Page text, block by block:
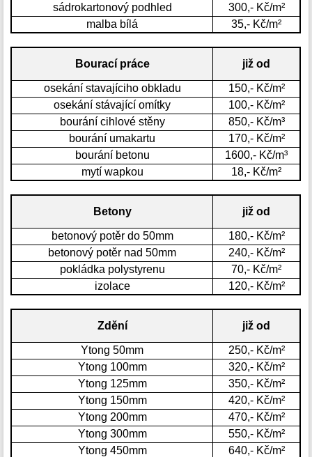
sádrokartonový podhled
300,- Kč/m²
malba bílá
35,- Kč/m²
Bourací práce již od
osekání stavajíciho obkladu
150,- Kč/m²
osekání stávající omítky
100,- Kč/m²
bourání cihlové stěny
850,- Kč/m³
bourání umakartu
170,- Kč/m²
bourání betonu
1600,- Kč/m³
mytí wapkou
18,- Kč/m²
Betony již od
betonový potěr do 50mm
180,- Kč/m²
betonový potěr nad 50mm
240,- Kč/m²
pokládka polystyrenu
70,- Kč/m²
izolace
120,- Kč/m²
Zdění již od
Ytong 50mm
250,- Kč/m²
Ytong 100mm
320,- Kč/m²
Ytong 125mm
350,- Kč/m²
Ytong 150mm
420,- Kč/m²
Ytong 200mm
470,- Kč/m²
Ytong 300mm
550,- Kč/m²
Ytong 450mm
640,- Kč/m²